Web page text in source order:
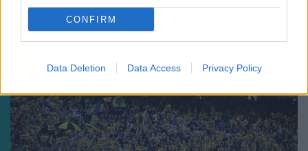
CONFIRM
Data Deletion Data Access Privacy Policy